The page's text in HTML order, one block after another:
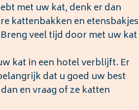
met uw kat, denk er dan
kattenbakken en etensbakjes
veel tijd door met uw kat
kat in een hotel verblijft. Er
dat u goed uw best
en vraag of ze katten